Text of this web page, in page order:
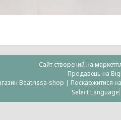
Сайт створений на
Продавець на
Інтернет магазин Beatrissa-shop | Поскаржитися
Select Language